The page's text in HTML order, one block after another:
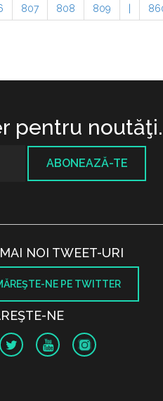
807 808 809
pentru noutăţi.
ABONEAZĂ-TE
NOI TWEET-URI
NE PE TWITTER
NE